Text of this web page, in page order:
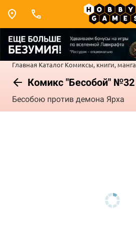
Главная Каталог Комиксы, книги, манга
Комикс "Бесобой" №32
Бесобою против демона Ярха